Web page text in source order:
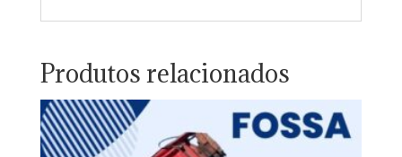
Produtos relacionados